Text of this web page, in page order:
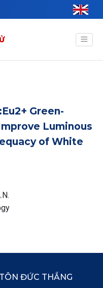
Green-
Luminous
of White
ĐỨC THẮNG